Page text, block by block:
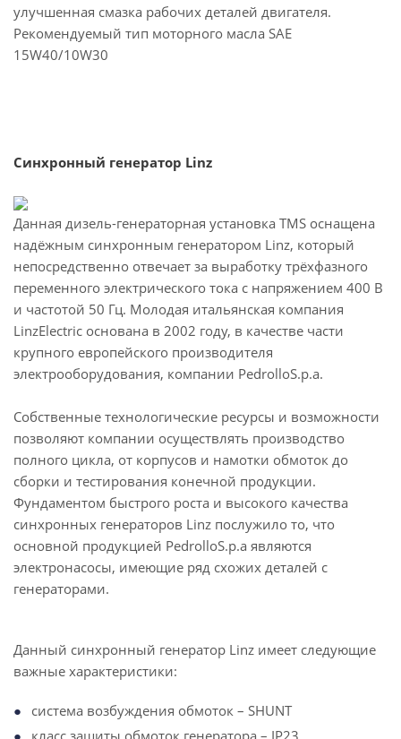
улучшенная смазка рабочих деталей двигателя.
Рекомендуемый тип моторного масла SAE
15W40/10W30
Синхронный генератор Linz
Данная дизель-генераторная установка TMS оснащена
надёжным синхронным генератором Linz, который
непосредственно отвечает за выработку трёхфазного
переменного электрического тока с напряжением 400 В
и частотой 50 Гц. Молодая итальянская компания
LinzElectric основана в 2002 году, в качестве части
крупного европейского производителя
электрооборудования, компании PedrolloS.p.a.
Собственные технологические ресурсы и возможности
позволяют компании осуществлять производство
полного цикла, от корпусов и намотки обмоток до
сборки и тестирования конечной продукции.
Фундаментом быстрого роста и высокого качества
синхронных генераторов Linz послужило то, что
основной продукцией PedrolloS.p.a являются
электронасосы, имеющие ряд схожих деталей с
генераторами.
Данный синхронный генератор Linz имеет следующие
важные характеристики:
система возбуждения обмоток – SHUNT
класс защиты обмоток генератора – IP23